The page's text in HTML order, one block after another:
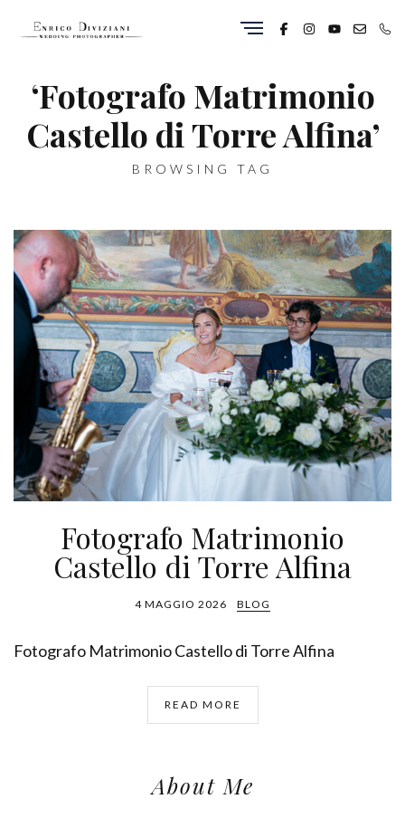
‘Fotografo Matrimonio
Castello di Torre Alfina’
BROWSING TAG
Fotografo Matrimonio
Castello di Torre Alfina
4 MAGGIO 2026 BLOG
Fotografo Matrimonio Castello di Torre Alfina
READ MORE
About Me